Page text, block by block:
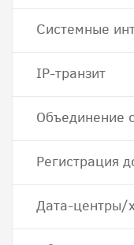
Системные
IP-транзит
Объединение
Регистрация
Дата-центры/